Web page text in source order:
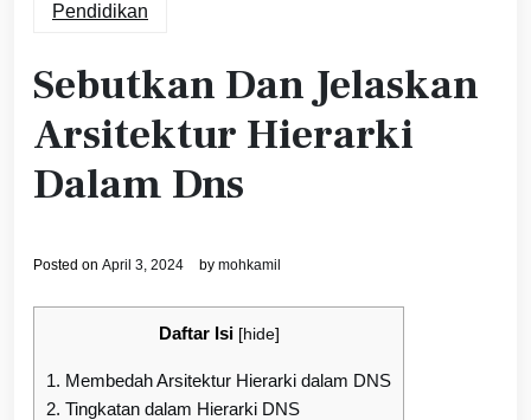
Pendidikan
Sebutkan Dan Jelaskan
Arsitektur Hierarki
Dalam Dns
Posted on April 3, 2024 by mohkamil
Daftar Isi [hide]
1. Membedah Arsitektur Hierarki dalam DNS
2. Tingkatan dalam Hierarki DNS